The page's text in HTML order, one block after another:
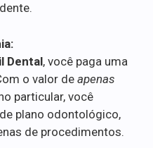
Dental, você paga uma
o valor de apenas
particular, você
de plano odontológico,
de procedimentos.